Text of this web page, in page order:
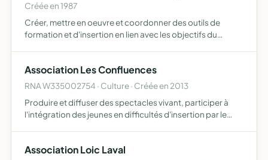
Créée en 1987
Créer, mettre en oeuvre et coordonner des outils de
formation et d'insertion en lien avec les objectifs du
Association Les Confluences
RNA W335002754 · Culture · Créée en 2013
Produire et diffuser des spectacles vivant, participer à
l'intégration des jeunes en difficultés d'insertion par le
Association Loic Laval